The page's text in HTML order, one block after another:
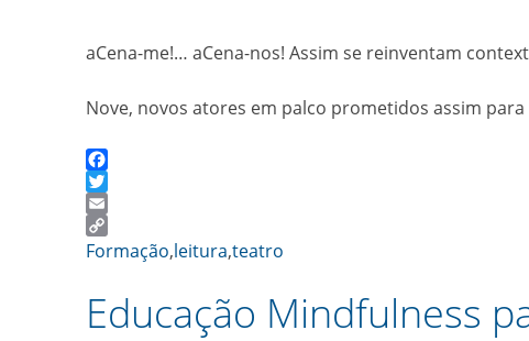
aCena-me!… aCena-nos! Assim se reinventam
Nove, novos atores em palco prometidos assim para
Facebook
Twitter
Email
Copy
Formação,leitura,teatro
Educação Mindfulness